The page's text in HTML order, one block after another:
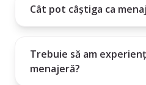
Cât pot câștiga ca
Trebuie să am
menajeră?